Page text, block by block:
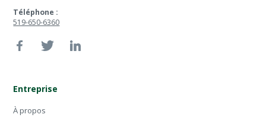
Téléphone :
519-650-6360
Entreprise
À propos